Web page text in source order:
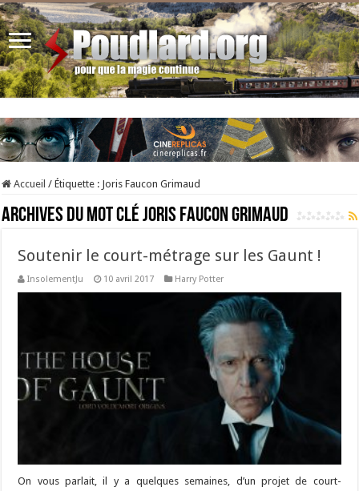
Accueil / Étiquette : Joris Faucon Grimaud
Archives du mot cléJoris Faucon Grimaud
Soutenir le court-métrage sur les Gaunt !
InsolementJu 10 avril 2017 Harry Potter
On vous parlait, il y a quelques semaines, d’un projet de court-